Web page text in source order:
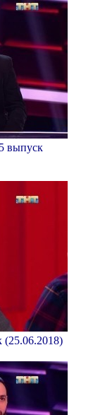
выпуск
(25.06.2018)